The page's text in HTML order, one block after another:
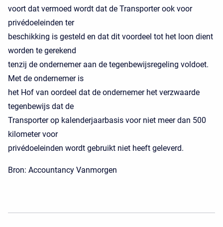
voort dat vermoed wordt dat de Transporter ook voor
privédoeleinden ter
beschikking is gesteld en dat dit voordeel tot het loon dient
worden te gerekend
tenzij de ondernemer aan de tegenbewijsregeling voldoet.
Met de ondernemer is
het Hof van oordeel dat de ondernemer het verzwaarde
tegenbewijs dat de
Transporter op kalenderjaarbasis voor niet meer dan 500
kilometer voor
privédoeleinden wordt gebruikt niet heeft geleverd.
Bron: Accountancy Vanmorgen